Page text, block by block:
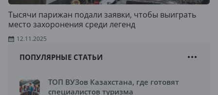
Тысячи парижан подали заявки, чтобы выиграть
место захоронения среди легенд
12.11.2025
ПОПУЛЯРНЫЕ СТАТЬИ
ТОП ВУЗов Казахстана, где готовят
специалистов туризма